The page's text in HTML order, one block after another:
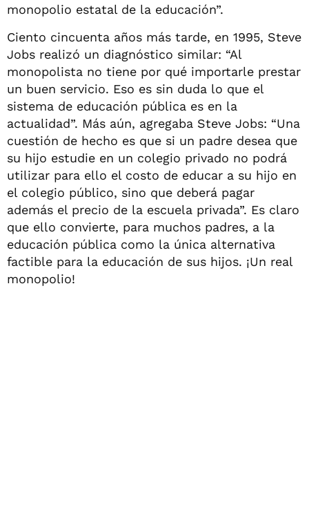
monopolio estatal de la educación”.
Ciento cincuenta años más tarde, en 1995, Steve
Jobs realizó un diagnóstico similar: “Al
monopolista no tiene por qué importarle prestar
un buen servicio. Eso es sin duda lo que el
sistema de educación pública es en la
actualidad”. Más aún, agregaba Steve Jobs: “Una
cuestión de hecho es que si un padre desea que
su hijo estudie en un colegio privado no podrá
utilizar para ello el costo de educar a su hijo en
el colegio público, sino que deberá pagar
además el precio de la escuela privada”. Es claro
que ello convierte, para muchos padres, a la
educación pública como la única alternativa
factible para la educación de sus hijos. ¡Un real
monopolio!